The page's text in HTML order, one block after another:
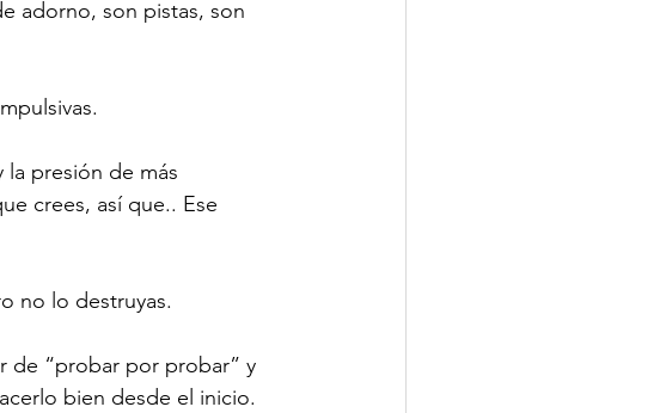
adorno, son pistas, son
la presión de más
crees, así que.. Ese
no lo destruyas.
de “probar por probar” y
bien desde el inicio.